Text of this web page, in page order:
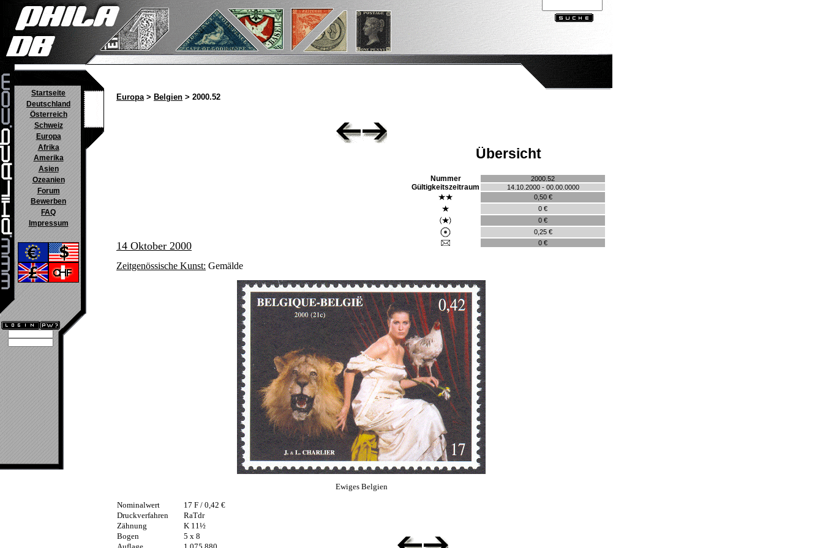
Startseite
Deutschland
Österreich
Schweiz
Europa
Afrika
Amerika
Asien
Ozeanien
Forum
Bewerben
FAQ
Impressum
Europa> Belgien > 2000.52
Übersicht
Nummer
2000.52
Gültigkeitszeitraum
14.10.2000 - 00.00.0000
0,50 €
0 €
0 €
0,25 €
0 €
14 Oktober 2000
Zeitgenössische Kunst: Gemälde
Ewiges Belgien
Nominalwert
17 F / 0,42 €
Druckverfahren
RaTdr
Zähnung
K 11½
Bogen
5 x 8